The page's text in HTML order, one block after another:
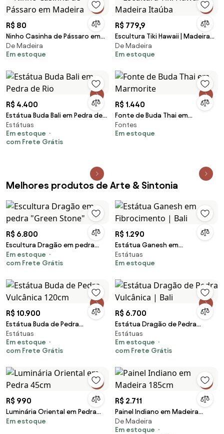
R$ 80
Ninho Casinha de Pássaro em
Madeira
De Madeira
Em estoque
R$ 779,9
Escultura Tiki Hawaii | Madeira
Itaúba
De Madeira
Em estoque
R$ 4.400
Estátua Buda Bali em Pedra de
Rio
Estátuas
Em estoque
com Frete Grátis
R$ 1.440
Fonte de Buda Thai em
Marmorite
Fontes
Em estoque
Melhores produtos de Arte & Sintonia
R$ 6.800
Escultura Dragão em pedra
"Green Stone"
Em estoque
com Frete Grátis
R$ 1.290
Estátua Ganesh em
Fibrocimento | Bali
Estátuas
Em estoque
R$ 10.900
Estátua Buda de Pedra
Vulcânica 120cm
Estátuas
Em estoque
com Frete Grátis
R$ 6.700
Estátua Dragão de Pedra
Vulcânica | Bali
Estátuas
Em estoque
com Frete Grátis
R$ 990
Luminária Oriental em Pedra
45cm
Em estoque
R$ 2.711
Painel Indiano em Madeira
185cm
De Madeira
Em estoque